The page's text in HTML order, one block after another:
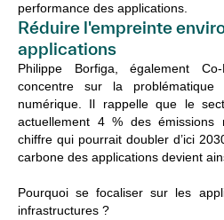
performance des applications.
Réduire l'empreinte
applications
Philippe Borfiga, également
concentre sur la problématique
numérique. Il rappelle que le
actuellement 4 % des émissions
chiffre qui pourrait doubler d’ici
carbone des applications devient
Pourquoi se focaliser sur les
infrastructures ?